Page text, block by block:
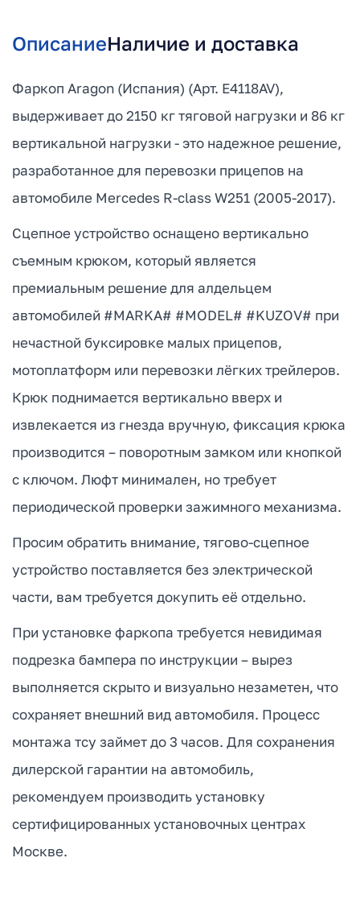
ОписаниеНаличие и доставка
Фаркоп Aragon (Испания) (Арт. E4118AV),
выдерживает до 2150 кг тяговой нагрузки и 86 кг
вертикальной нагрузки - это надежное решение,
разработанное для перевозки прицепов на
автомобиле Mercedes R-class W251 (2005-2017).
Сцепное устройство оснащено вертикально
съемным крюком, который является
премиальным решение для алдельцем
автомобилей #MARKA# #MODEL# #KUZOV# при
нечастной буксировке малых прицепов,
мотоплатформ или перевозки лёгких трейлеров.
Крюк поднимается вертикально вверх и
извлекается из гнезда вручную, фиксация крюка
производится – поворотным замком или кнопкой
с ключом. Люфт минимален, но требует
периодической проверки зажимного механизма.
Просим обратить внимание, тягово-сцепное
устройство поставляется без электрической
части, вам требуется докупить её отдельно.
При установке фаркопа требуется невидимая
подрезка бампера по инструкции – вырез
выполняется скрыто и визуально незаметен, что
сохраняет внешний вид автомобиля. Процесс
монтажа тсу займет до 3 часов. Для сохранения
дилерской гарантии на автомобиль,
рекомендуем производить установку
сертифицированных установочных центрах
Москве.